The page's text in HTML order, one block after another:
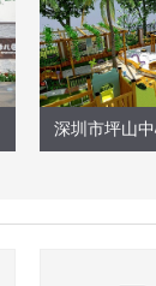
深圳市坪山